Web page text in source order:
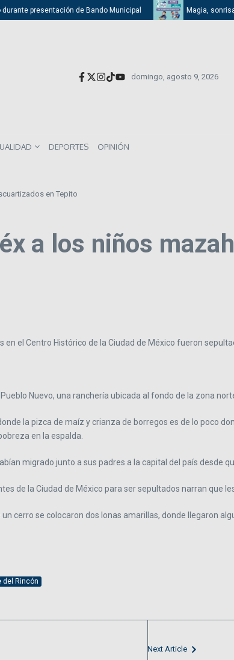
presentación de Bando Municipal Magia, sonrisas y
domingo, agosto 9, 2026
DEPORTES OPINIÓN
en Tepito
a los niños
en el Centro Histórico de la Ciudad de México fueron
Nuevo, una ranchería ubicada al fondo de la zona
la pizca de maíz y crianza de borregos es de lo poco
en la espalda.
migrado junto a sus padres a la capital del país desde
de la Ciudad de México para ser sepultados narran que
cerro se colocaron dos lonas amarillas, donde llegaron
del Rincón
Next Article